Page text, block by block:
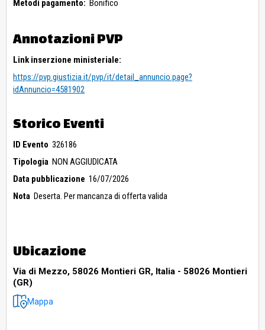
Metodi pagamento: Bonifico
Annotazioni PVP
Link inserzione ministeriale:
https://pvp.giustizia.it/pvp/it/detail_annuncio.page?
idAnnuncio=4581902
Storico Eventi
ID Evento 326186
Tipologia NON AGGIUDICATA
Data pubblicazione 16/07/2026
Nota Deserta. Per mancanza di offerta valida
Ubicazione
Via di Mezzo, 58026 Montieri GR, Italia - 58026 Montieri
(GR)
Mappa